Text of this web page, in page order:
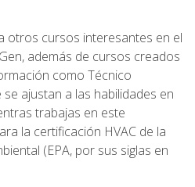
otros cursos interesantes en el
además de cursos creados
como Técnico
ajustan a las habilidades en
trabajas en este
la certificación HVAC de la
(EPA, por sus siglas en